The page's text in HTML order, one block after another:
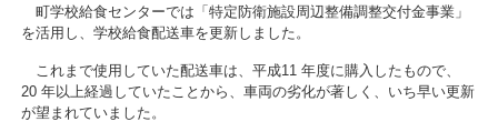
町学校給食センターでは「特定防衛施設周辺整備調整交付金事業」
を活用し、学校給食配送車を更新しました。
これまで使用していた配送車は、平成11 年度に購入したもので、
20 年以上経過していたことから、車両の劣化が著しく、いち早い更新
が望まれていました。